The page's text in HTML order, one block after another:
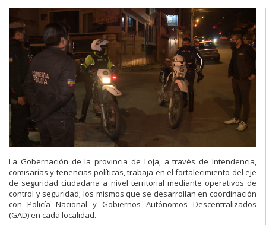
La Gobernación de la provincia de Loja, a través de Intendencia,
comisarías y tenencias políticas, trabaja en el fortalecimiento del eje
de seguridad ciudadana a nivel territorial mediante operativos de
control y seguridad; los mismos que se desarrollan en coordinación
con Policía Nacional y Gobiernos Autónomos Descentralizados
(GAD) en cada localidad.